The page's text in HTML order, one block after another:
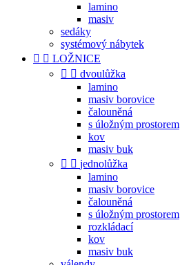
lamino
masiv
sedáky
systémový nábytek
  LOŽNICE
  dvoulůžka
lamino
masiv borovice
čalouněná
s úložným prostorem
kov
masiv buk
  jednolůžka
lamino
masiv borovice
čalouněná
s úložným prostorem
rozkládací
kov
masiv buk